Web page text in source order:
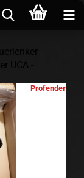
UCA -
Profender